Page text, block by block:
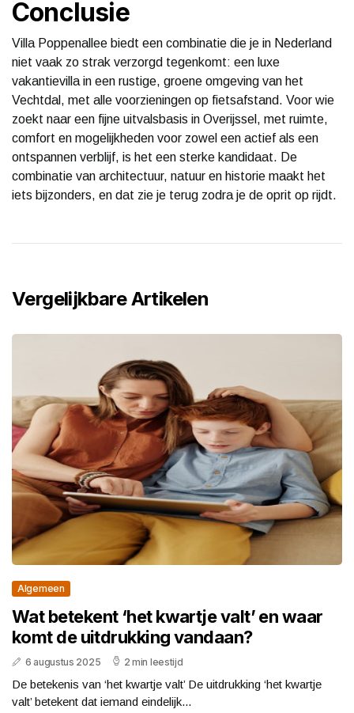
Conclusie
Villa Poppenallee biedt een combinatie die je in Nederland
niet vaak zo strak verzorgd tegenkomt: een luxe
vakantievilla in een rustige, groene omgeving van het
Vechtdal, met alle voorzieningen op fietsafstand. Voor wie
zoekt naar een fijne uitvalsbasis in Overijssel, met ruimte,
comfort en mogelijkheden voor zowel een actief als een
ontspannen verblijf, is het een sterke kandidaat. De
combinatie van architectuur, natuur en historie maakt het
iets bijzonders, en dat zie je terug zodra je de oprit op rijdt.
Vergelijkbare Artikelen
Algemeen
Wat betekent ‘het kwartje valt’ en waar
komt de uitdrukking vandaan?
6 augustus 2025 2 min leestijd
De betekenis van ‘het kwartje valt’ De uitdrukking ‘het kwartje
valt’ betekent dat iemand eindelijk...